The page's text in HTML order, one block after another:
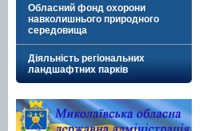
Обласний фонд охорони
навколишнього природного
середовища
Діяльність регіональних
ландшафтних парків